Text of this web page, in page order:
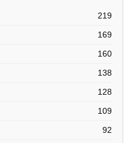
219
169
160
138
128
109
92